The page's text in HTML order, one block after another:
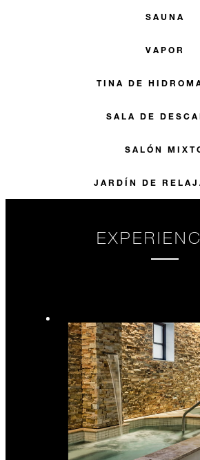
SAUNA
VAPOR
TINA DE
SALA DE
SALÓN
JARDÍN DE